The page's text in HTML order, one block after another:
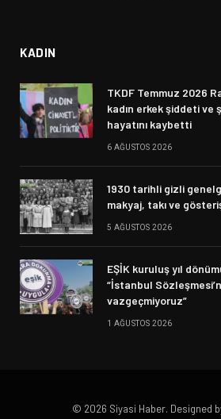
KADIN
TKDF Temmuz 2026
kadın erkek şiddeti
hayatını kaybetti
6 AĞUSTOS 2026
1930 tarihli gizli
makyaj, takı ve
5 AĞUSTOS 2026
EŞİK kuruluş yıl
“İstanbul
vazgeçmiyoruz”
1 AĞUSTOS 2026
© 2026 Siyasi Haber. Designed